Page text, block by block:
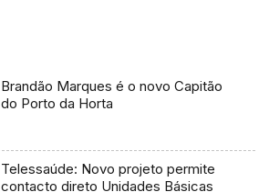
Brandão Marques é o novo Capitão
do Porto da Horta
Telessaúde: Novo projeto permite
contacto direto Unidades Básicas